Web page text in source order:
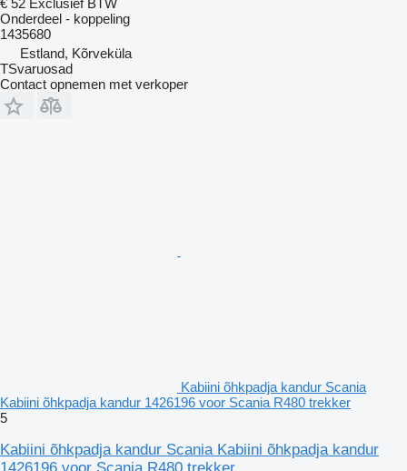
€ 52 Exclusief BTW
Onderdeel - koppeling
1435680
Estland, Kõrveküla
TSvaruosad
Contact opnemen met verkoper
Kabiini õhkpadja kandur Scania
Kabiini õhkpadja kandur 1426196 voor Scania R480 trekker
5
Kabiini õhkpadja kandur Scania Kabiini õhkpadja kandur